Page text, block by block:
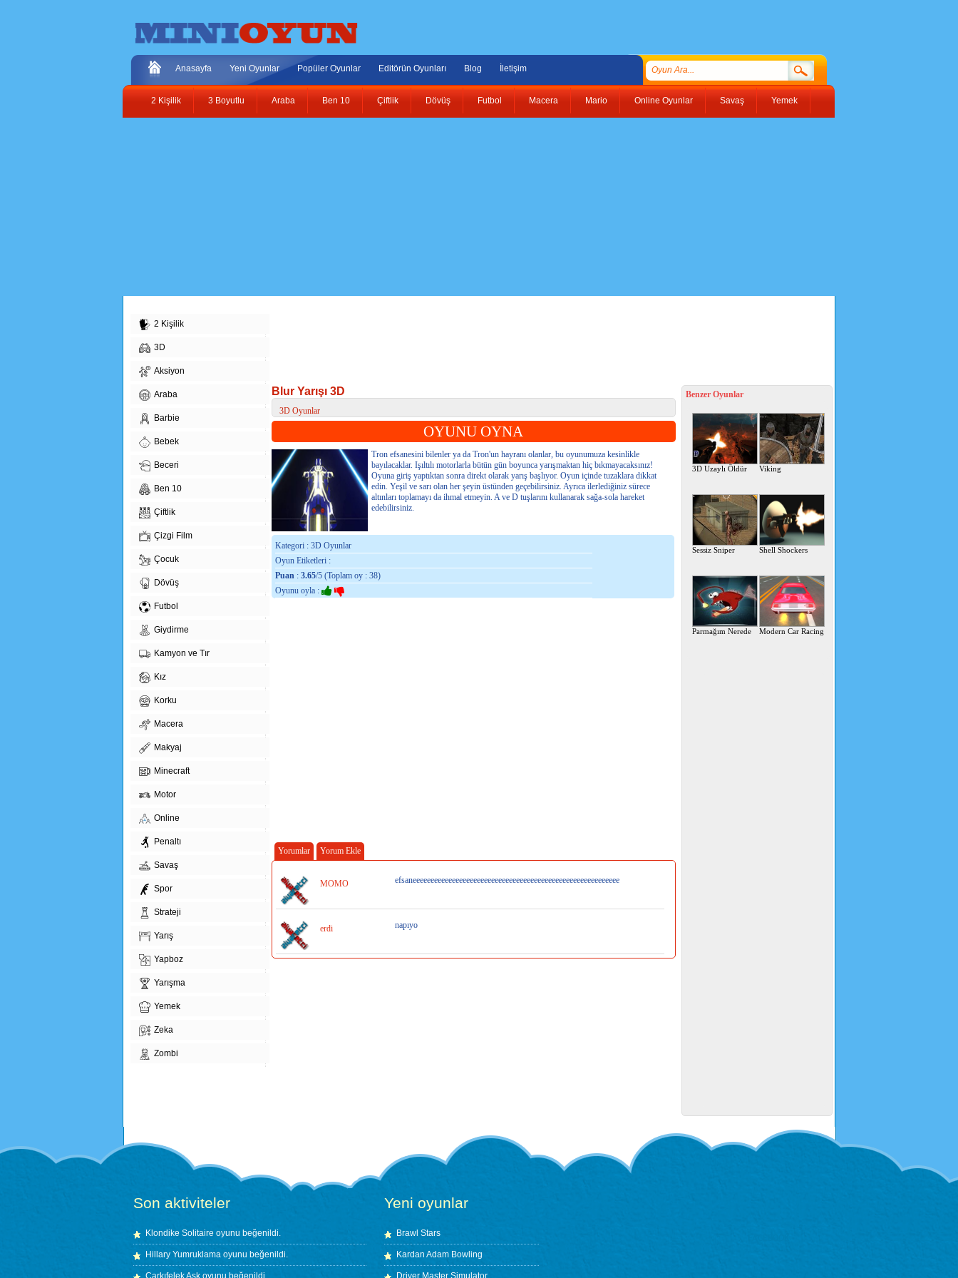
Anasayfa Yeni Oyunlar Popüler Oyunlar Editörün Oyunları Blog İletişim
2 Kişilik 3 Boyutlu Araba Ben 10 Çiftlik Dövüş Futbol Macera Mario Online Oyunlar Savaş Yemek
2 Kişilik
3D
Aksiyon
Araba
Barbie
Bebek
Beceri
Ben 10
Çiftlik
Çizgi Film
Çocuk
Dövüş
Futbol
Giydirme
Kamyon ve Tır
Kız
Korku
Macera
Makyaj
Minecraft
Motor
Online
Penaltı
Savaş
Spor
Strateji
Yarış
Yapboz
Yarışma
Yemek
Zeka
Zombi
Blur Yarışı 3D
3D Oyunlar
OYUNU OYNA
Tron efsanesini bilenler ya da Tron'un hayranı olanlar, bu oyunumuza kesinlikle
bayılacaklar. Işıltılı motorlarla bütün gün boyunca yarışmaktan hiç bıkmayacaksınız!
Oyuna giriş yaptıktan sonra direkt olarak yarış başlıyor. Oyun içinde tuzaklara dikkat
edin. Yeşil ve sarı olan her şeyin üstünden geçebilirsiniz. Ayrıca ilerlediğiniz sürece
altınları toplamayı da ihmal etmeyin. A ve D tuşlarını kullanarak sağa-sola hareket
edebilirsiniz.
Kategori : 3D Oyunlar
Oyun Etiketleri :
Puan : 3.65/5 (Toplam oy : 38)
Oyunu oyla :
Yorumlar Yorum Ekle
MOMO efsaneeeeeeeeeeeeeeeeeeeeeeeeeeeeeeeeeeeeeeeeeeeeeeeeeeeeeeeeee
erdi napıyo
Benzer Oyunlar
3D Uzaylı Öldür Viking
Sessiz Sniper Shell Shockers
Parmağım Nerede Modern Car Racing
Son aktiviteler
Klondike Solitaire oyunu beğenildi.
Hillary Yumruklama oyunu beğenildi.
Çarkıfelek Aşk oyunu beğenildi.
Yeni oyunlar
Brawl Stars
Kardan Adam Bowling
Driver Master Simulator